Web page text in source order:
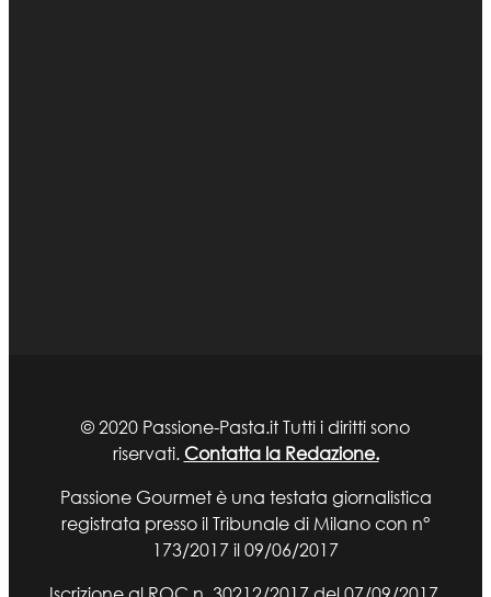
© 2020 Passione-Pasta.it Tutti i diritti sono
riservati. Contatta la Redazione.
Passione Gourmet è una testata giornalistica
registrata presso il Tribunale di Milano con n°
173/2017 il 09/06/2017